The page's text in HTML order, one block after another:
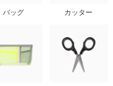
バッグ カッター